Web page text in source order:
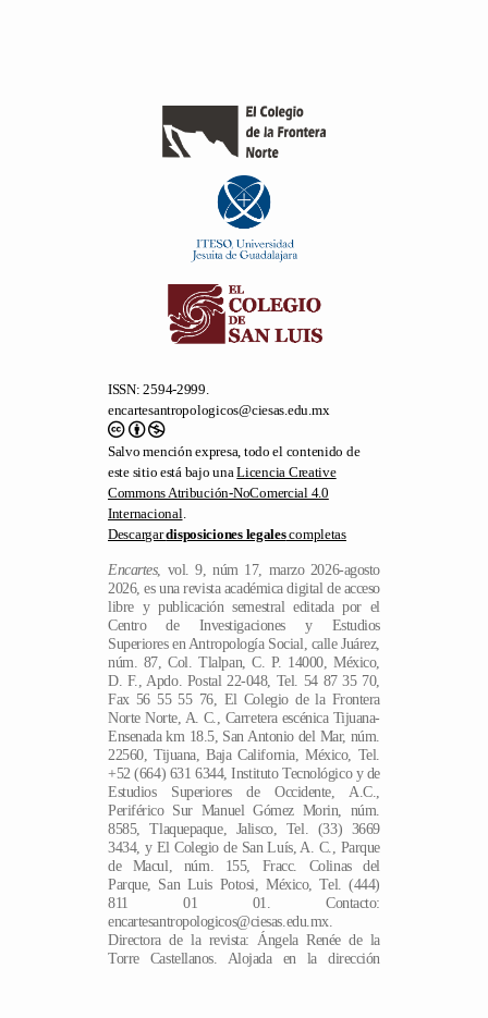
ISSN: 2594-2999.
encartesantropologicos@ciesas.edu.mx
Salvo mención expresa, todo el contenido de
este sitio está bajo unaLicencia Creative
Commons Atribución-NoComercial 4.0
Internacional.
Descargardisposiciones legalescompletas
Encartes, vol. 9, núm 17, marzo 2026-agosto
2026, es una revista académica digital de acceso
libre y publicación semestral editada por el
Centro de Investigaciones y Estudios
Superiores en Antropología Social, calle Juárez,
núm. 87, Col. Tlalpan, C. P. 14000, México,
D. F., Apdo. Postal 22-048, Tel. 54 87 35 70,
Fax 56 55 55 76, El Colegio de la Frontera
Norte Norte, A. C., Carretera escénica Tijuana-
Ensenada km 18.5, San Antonio del Mar, núm.
22560, Tijuana, Baja California, México, Tel.
+52 (664) 631 6344, Instituto Tecnológico y de
Estudios Superiores de Occidente, A.C.,
Periférico Sur Manuel Gómez Morin, núm.
8585, Tlaquepaque, Jalisco, Tel. (33) 3669
3434, y El Colegio de San Luís, A. C., Parque
de Macul, núm. 155, Fracc. Colinas del
Parque, San Luis Potosi, México, Tel. (444)
811 01 01. Contacto:
encartesantropologicos@ciesas.edu.mx.
Directora de la revista: Ángela Renée de la
Torre Castellanos. Alojada en la dirección